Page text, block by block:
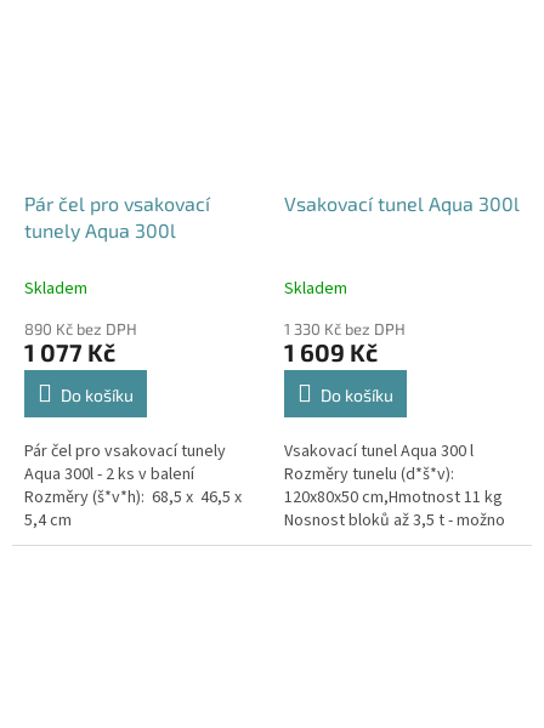
Pár čel pro vsakovací
tunely Aqua 300l
Skladem
890 Kč bez DPH
1 077 Kč
Do košíku
Pár čel pro vsakovací tunely
Aqua 300l - 2 ks v balení
Rozměry (š*v*h): 68,5 x 46,5 x
5,4 cm
Vsakovací tunel Aqua 300l
Skladem
1 330 Kč bez DPH
1 609 Kč
Do košíku
Vsakovací tunel Aqua 300 l
Rozměry tunelu (d*š*v):
120x80x50 cm,Hmotnost 11 kg
Nosnost bloků až 3,5 t - možno
umístit pod parkovací stání do